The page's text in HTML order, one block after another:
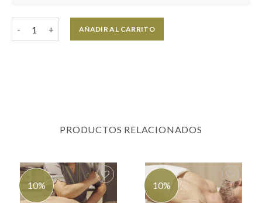
AÑADIR AL CARRITO
PRODUCTOS RELACIONADOS
10% 10%